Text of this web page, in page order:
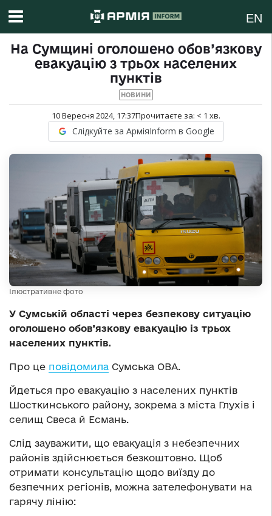
EN
На Сумщині оголошено обов’язкову
евакуацію з трьох населених
пунктів
НОВИНИ
10 Вересня 2024, 17:37Прочитаєте за: < 1 хв.
Слідкуйте за АрміяInform в Google
Ілюстративне фото
У Сумській області через безпекову ситуацію
оголошено обов’язкову евакуацію із трьох
населених пунктів.
Про це повідомила Сумська ОВА.
Йдеться про евакуацію з населених пунктів
Шосткинського району, зокрема з міста Глухів і
селищ Свеса й Есмань.
Слід зауважити, що евакуація з небезпечних
районів здійснюється безкоштовно. Щоб
отримати консультацію щодо виїзду до
безпечних регіонів, можна зателефонувати на
гарячу лінію: